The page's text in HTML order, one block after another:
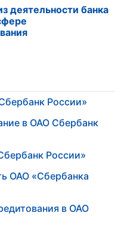
деятельности банка
России»
в ОАО Сбербанк
России»
ОАО «Сбербанка
в ОАО